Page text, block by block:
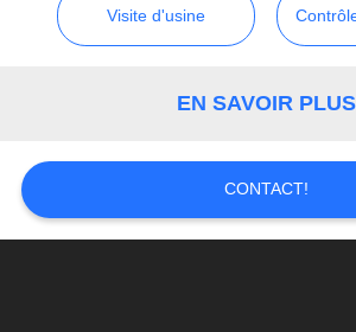
PLAN
PRIVACY
POLICY
Visite d'usine
EN SAVOIR PLUS
CONTACT!